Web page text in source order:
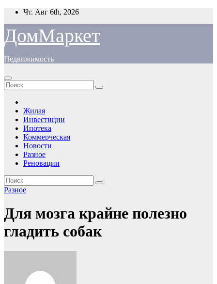
Перейти
содержимому
Чт. Авг 6th, 2026
ДомМаркет
Недвижимость
Жилая
Инвестиции
Ипотека
Коммерческая
Новости
Разное
Реновации
Разное
Для мозга крайне полезно
гладить собак